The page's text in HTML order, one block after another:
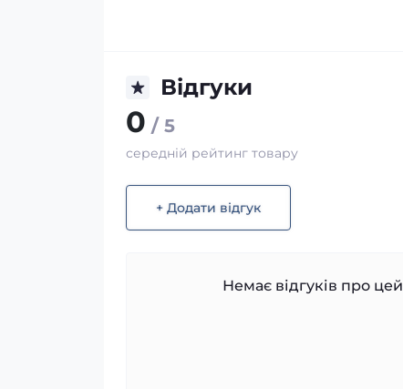
Відгуки
0 / 5
середній рейтинг товару
+ Додати відгук
Немає відгуків про